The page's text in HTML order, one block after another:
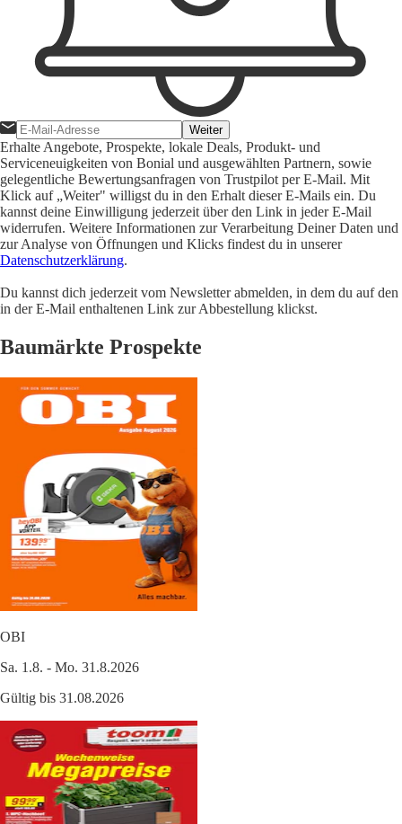
Weiter
Erhalte Angebote, Prospekte, lokale Deals, Produkt- und
Serviceneuigkeiten von Bonial und ausgewählten Partnern, sowie
gelegentliche Bewertungsanfragen von Trustpilot per E-Mail. Mit
Klick auf „Weiter" willigst du in den Erhalt dieser E-Mails ein. Du
kannst deine Einwilligung jederzeit über den Link in jeder E-Mail
widerrufen. Weitere Informationen zur Verarbeitung Deiner Daten und
zur Analyse von Öffnungen und Klicks findest du in unserer
Datenschutzerklärung.
Du kannst dich jederzeit vom Newsletter abmelden, in dem du auf den
in der E-Mail enthaltenen Link zur Abbestellung klickst.
Baumärkte Prospekte
OBI
Sa. 1.8. - Mo. 31.8.2026
Gültig bis 31.08.2026